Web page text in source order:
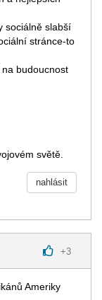
sociálně slabší
stránce-to
budoucnost
světě.
nahlásit
+3
Ameriky